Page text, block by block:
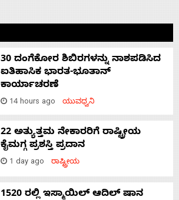
30 ದಂಗೆಕೋರ ಶಿಬಿರಗಳನ್ನು ನಾಶಪಡಿಸಿದ
ಐತಿಹಾಸಿಕ ಭಾರತ-ಭೂತಾನ್
ಕಾರ್ಯಾಚರಣೆ
14 hours ago ಯುವಧ್ವನಿ
22 ಅತ್ಯುತ್ತಮ ನೇಕಾರರಿಗೆ ರಾಷ್ಟ್ರೀಯ
ಕೈಮಗ್ಗ ಪ್ರಶಸ್ತಿ ಪ್ರದಾನ
1 day ago ರಾಷ್ಟ್ರೀಯ
1520 ರಲ್ಲಿ ಇಸ್ಮಾಯಿಲ್ ಆದಿಲ್ ಷಾನ